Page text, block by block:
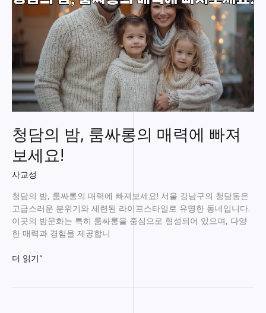
청담의 밤, 룸싸롱의 매력에 빠져
보세요!
사교성
청담의 밤, 룸싸롱의 매력에 빠져보세요! 서울 강남구의 청담동은
고급스러운 분위기와 세련된 라이프스타일로 유명한 동네입니다.
이곳의 밤문화는 특히 룸싸롱을 중심으로 형성되어 있으며, 다양
한 매력과 경험을 제공합니
청
더 읽기"